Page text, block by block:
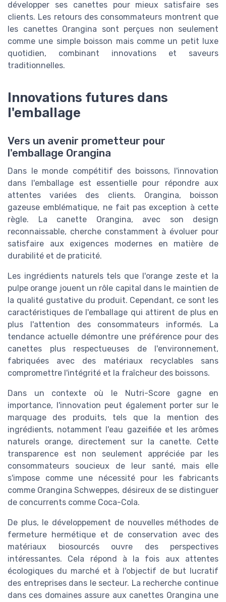
développer ses canettes pour mieux satisfaire ses
clients. Les retours des consommateurs montrent que
les canettes Orangina sont perçues non seulement
comme une simple boisson mais comme un petit luxe
quotidien, combinant innovations et saveurs
traditionnelles.
Innovations futures dans
l'emballage
Vers un avenir prometteur pour
l'emballage Orangina
Dans le monde compétitif des boissons, l'innovation
dans l'emballage est essentielle pour répondre aux
attentes variées des clients. Orangina, boisson
gazeuse emblématique, ne fait pas exception à cette
règle. La canette Orangina, avec son design
reconnaissable, cherche constamment à évoluer pour
satisfaire aux exigences modernes en matière de
durabilité et de praticité.
Les ingrédients naturels tels que l'orange zeste et la
pulpe orange jouent un rôle capital dans le maintien de
la qualité gustative du produit. Cependant, ce sont les
caractéristiques de l'emballage qui attirent de plus en
plus l'attention des consommateurs informés. La
tendance actuelle démontre une préférence pour des
canettes plus respectueuses de l'environnement,
fabriquées avec des matériaux recyclables sans
compromettre l'intégrité et la fraîcheur des boissons.
Dans un contexte où le Nutri-Score gagne en
importance, l'innovation peut également porter sur le
marquage des produits, tels que la mention des
ingrédients, notamment l'eau gazeifiée et les arômes
naturels orange, directement sur la canette. Cette
transparence est non seulement appréciée par les
consommateurs soucieux de leur santé, mais elle
s'impose comme une nécessité pour les fabricants
comme Orangina Schweppes, désireux de se distinguer
de concurrents comme Coca-Cola.
De plus, le développement de nouvelles méthodes de
fermeture hermétique et de conservation avec des
matériaux biosourcés ouvre des perspectives
intéressantes. Cela répond à la fois aux attentes
écologiques du marché et à l'objectif de but lucratif
des entreprises dans le secteur. La recherche continue
dans ces domaines assure aux canettes Orangina une